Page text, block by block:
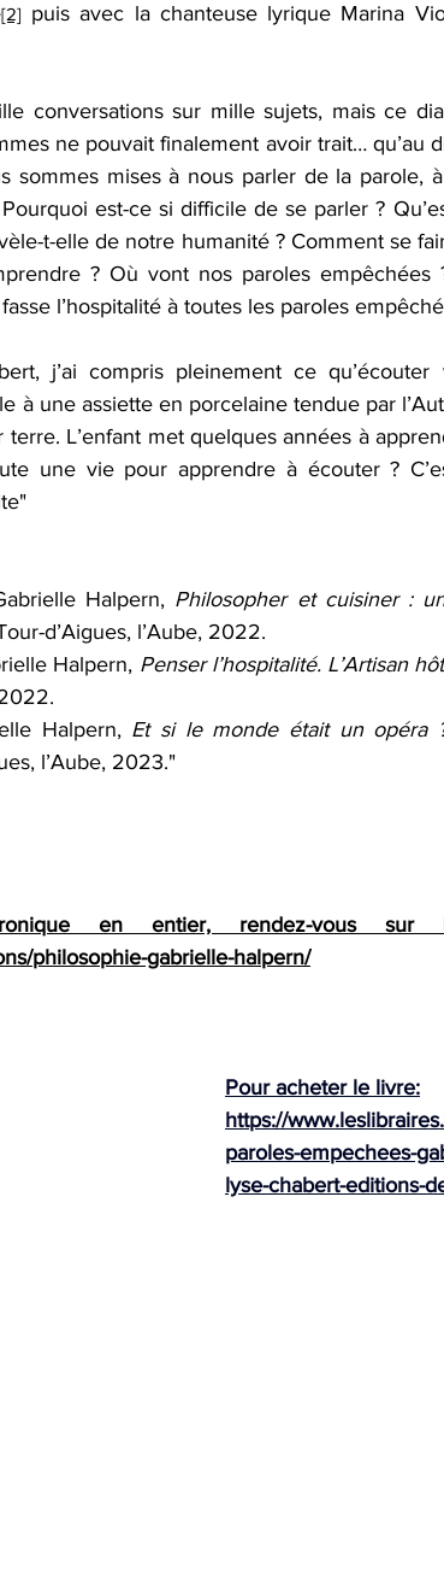
[2] puis avec la chanteuse lyrique Marina
conversations sur mille sujets, mais ce
ne pouvait finalement avoir trait… qu’au
sommes mises à nous parler de la parole,
est-ce si difficile de se parler ?
t-elle de notre humanité ? Comment se
? Où vont nos paroles empêchées
l’hospitalité à toutes les paroles
j’ai compris pleinement ce
à une assiette en porcelaine tendue par
L’enfant met quelques années à
une vie pour apprendre à écouter ?
Halpern, Philosopher et cuisiner :
d’Aigues, l’Aube, 2022.
Halpern, Penser l’hospitalité. L’Artisan
Halpern, Et si le monde était un opéra
l’Aube, 2023."
philosophie-gabrielle-halpern/
Pour acheter le livre:
https://
paroles-empechees-
lyse-chabert-editions-